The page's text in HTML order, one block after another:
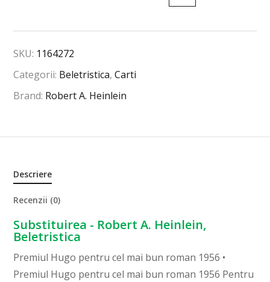
SKU: 1164272
Categorii: Beletristica,Carti
Brand: Robert A. Heinlein
Descriere
Recenzii (0)
Substituirea - Robert A. Heinlein,
Beletristica
Premiul Hugo pentru cel mai bun roman 1956 •
Premiul Hugo pentru cel mai bun roman 1956 Pentru